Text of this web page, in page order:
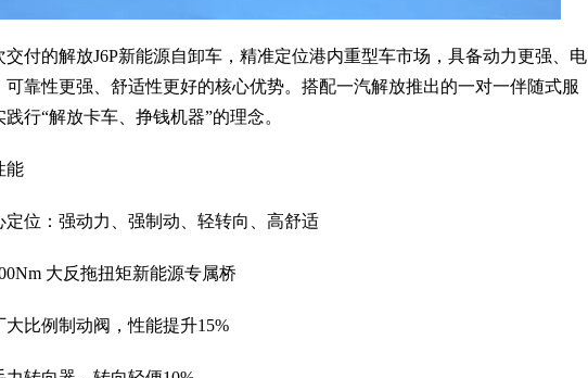
交付的解放J6P新能源自卸车，精准定位港内重型车市场，具备动力更强、电
可靠性更强、舒适性更好的核心优势。搭配一汽解放推出的一对一伴随式服
行“解放卡车、挣钱机器”的理念。
能
定位：强动力、强制动、轻转向、高舒适
大反拖扭矩新能源专属桥
大比例制动阀，性能提升15%